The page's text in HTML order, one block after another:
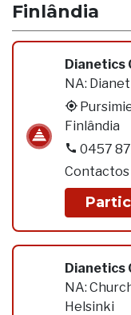
Finlândia
Dianetics
NA:
Finlândia
0457
Contactos
Dianetics
NA:
Helsinki